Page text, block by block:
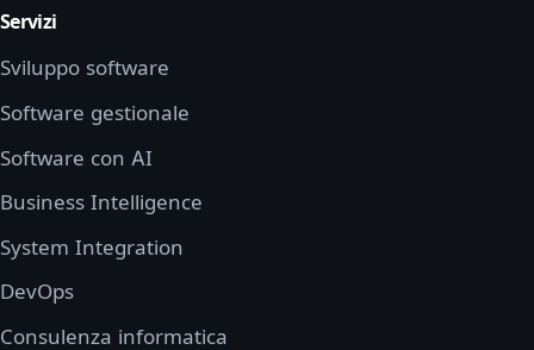
Servizi
Sviluppo software
Software gestionale
Software con AI
Business Intelligence
System Integration
DevOps
Consulenza informatica